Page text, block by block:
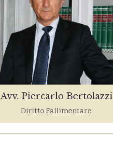
Avv. Piercarlo Bertolazzi
Diritto Fallimentare